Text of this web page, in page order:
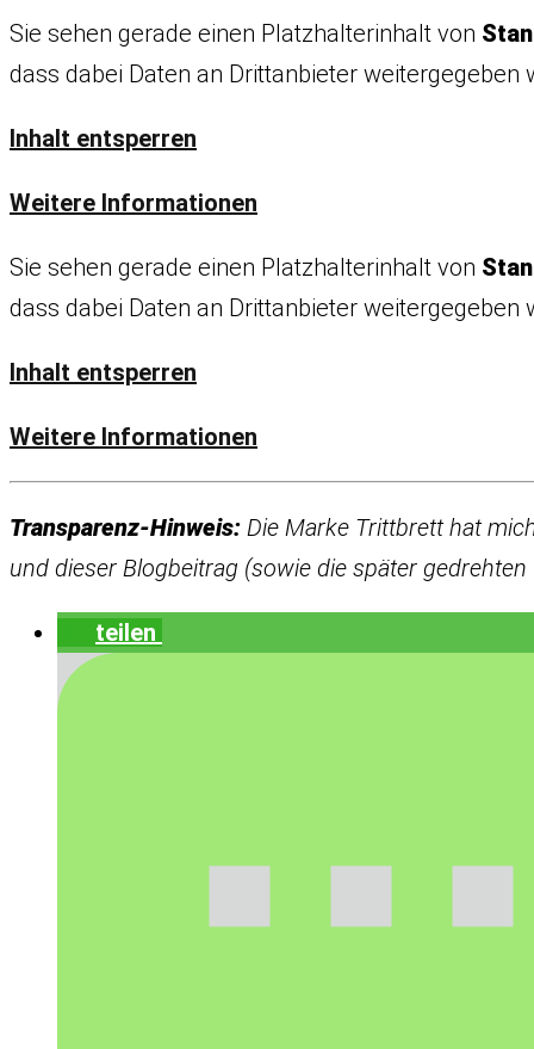
Sie sehen gerade einen Platzhalterinhalt von
dass dabei Daten an Drittanbieter weitergegeben
Inhalt entsperren
Weitere Informationen
Sie sehen gerade einen Platzhalterinhalt von
dass dabei Daten an Drittanbieter weitergegeben
Inhalt entsperren
Weitere Informationen
Transparenz-Hinweis: Die Marke Trittbrett hat
und dieser Blogbeitrag (sowie die später
teilen